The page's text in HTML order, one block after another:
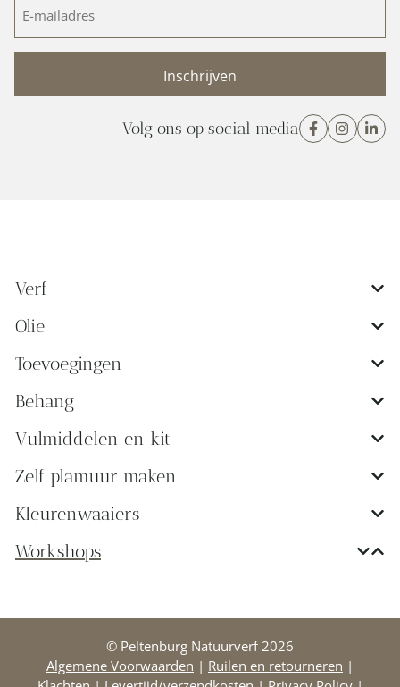
mailadres
Volg ons op social media
Verf
Olie
Toevoegingen
Behang
Vulmiddelen en kit
Zelf plamuur maken
Kleurenwaaiers
Workshops
© Peltenburg Natuurverf 2026
Algemene Voorwaarden | Ruilen en retourneren |